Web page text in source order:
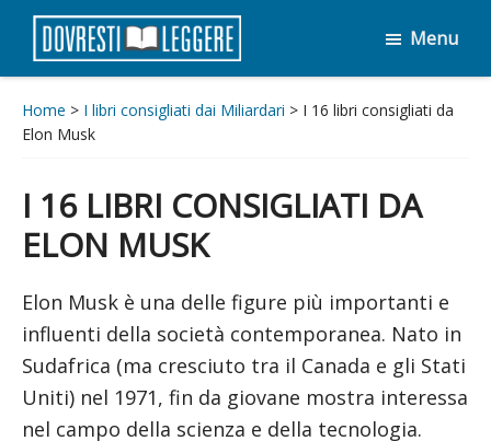
Passa
contenuto
principale
Passa
piè
pagina
Dovresti
Menu
Home > I libri consigliati dai Miliardari > I 16 libri consigliati da
Elon Musk
I 16 LIBRI CONSIGLIATI DA
ELON MUSK
Elon Musk è una delle figure più importanti e
influenti della società contemporanea. Nato in
Sudafrica (ma cresciuto tra il Canada e gli Stati
Uniti) nel 1971, fin da giovane mostra interessa
nel campo della scienza e della tecnologia.